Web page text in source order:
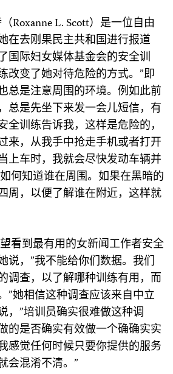
Roxanne L. Scott）是一位自由
在去刚果民主共和国进行报道
国际妇女媒体基金会的安全训
改变了她对待危险的方式。”即
总是注意周围的环境。例如此前
总是先坐下来发一会儿短信，有
全训练告诉我，这样是危险的，
来，从我手中抢走手机或者打开
上车时，我就会尽快发动车辆并
何知道谁在周围。如果在黑暗的
周，以便了解谁在附近，这样就
看到最有用的女新闻工作者安全
说，”我不能给你们数据。我们
调查，以了解哪种训练有用，而
”她相信这种调查应该来自中立
，”培训员确实很难做这种调
的是否确实有效做一个确确实实
感觉任何时候只要你提供的服务
会混淆不清。”